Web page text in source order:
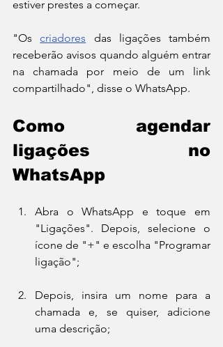
estiver prestes a começar.
"Os criadores das ligações também
receberão avisos quando alguém entrar
na chamada por meio de um link
compartilhado", disse o WhatsApp.
Como agendar
ligações no
WhatsApp
Abra o WhatsApp e toque em
"Ligações". Depois, selecione o
ícone de "+" e escolha "Programar
ligação";
Depois, insira um nome para a
chamada e, se quiser, adicione
uma descrição;